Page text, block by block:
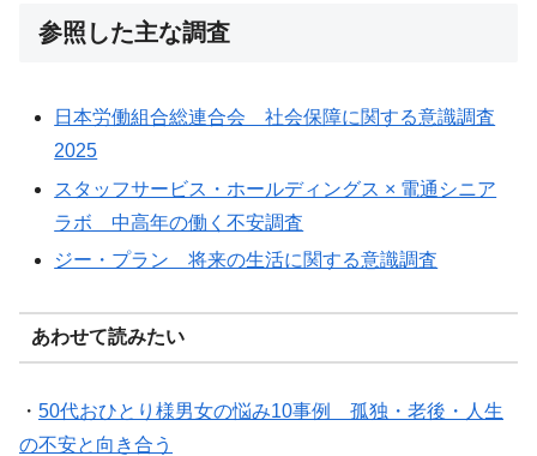
参照した主な調査
日本労働組合総連合会 社会保障に関する意識調査
2025
スタッフサービス・ホールディングス × 電通シニア
ラボ 中高年の働く不安調査
ジー・プラン 将来の生活に関する意識調査
あわせて読みたい
・ 50代おひとり様男女の悩み10事例 孤独・老後・人生
の不安と向き合う